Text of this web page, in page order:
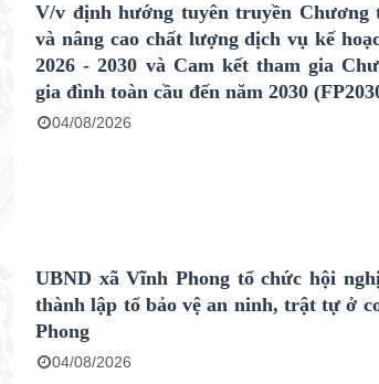
V/v định hướng tuyên truyền
và nâng cao chất lượng dịch vụ kế
2026 - 2030 và Cam kết tham gia
gia đình toàn cầu đến năm 2030
04/08/2026
UBND xã Vĩnh Phong tổ chức hội
thành lập tổ bảo vệ an ninh, trật tự ở
Phong
04/08/2026